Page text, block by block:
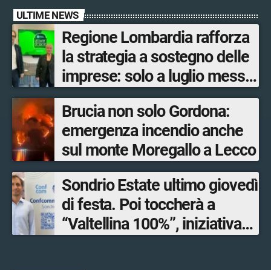
ULTIME NEWS
Regione Lombardia rafforza
la strategia a sostegno delle
imprese: solo a luglio messe
in campo 10 misure
economiche
Brucia non solo Gordona:
emergenza incendio anche
sul monte Moregallo a Lecco
Sondrio Estate ultimo giovedì
di festa. Poi toccherà a
“Valtellina 100%”, iniziativa